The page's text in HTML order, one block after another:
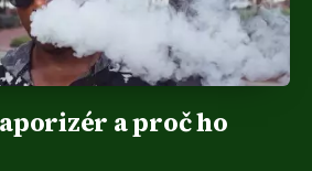
a proč ho